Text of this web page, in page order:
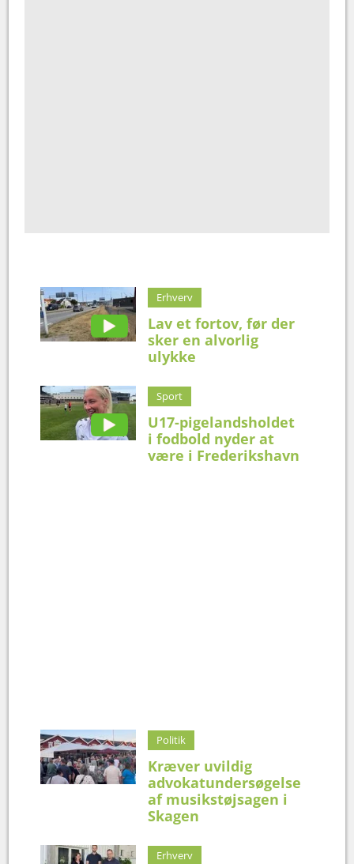
Erhverv
Lav et fortov, før der
sker en alvorlig
ulykke
Sport
U17-pigelandsholdet
i fodbold nyder at
være i Frederikshavn
Politik
Kræver uvildig
advokatundersøgelse
af musikstøjsagen i
Skagen
Erhverv